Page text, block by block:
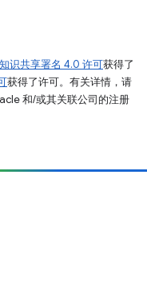
知识共享署名 4.0 许可获得了
获得了许可。有关详情，请
和/或其关联公司的注册